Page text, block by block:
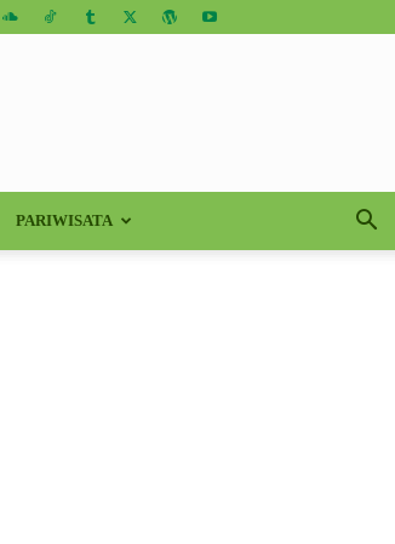
PARIWISATA